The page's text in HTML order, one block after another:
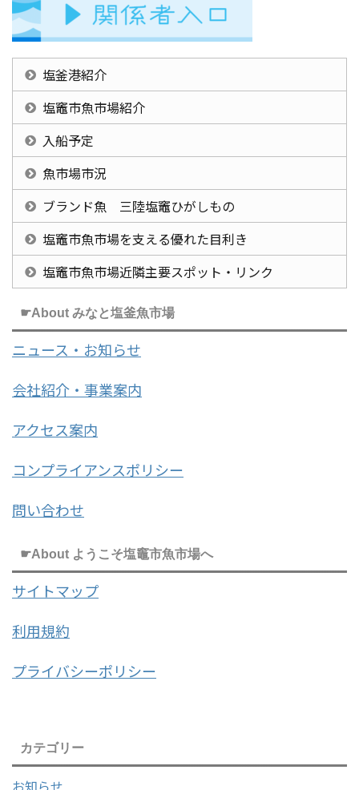
塩釜港紹介
塩竈市魚市場紹介
入船予定
魚市場市況
ブランド魚 三陸塩竈ひがしもの
塩竈市魚市場を支える優れた目利き
塩竈市魚市場近隣主要スポット・リンク
☛About みなと塩釜魚市場
ニュース・お知らせ
会社紹介・事業案内
アクセス案内
コンプライアンスポリシー
問い合わせ
☛About ようこそ塩竈市魚市場へ
サイトマップ
利用規約
プライバシーポリシー
カテゴリー
お知らせ